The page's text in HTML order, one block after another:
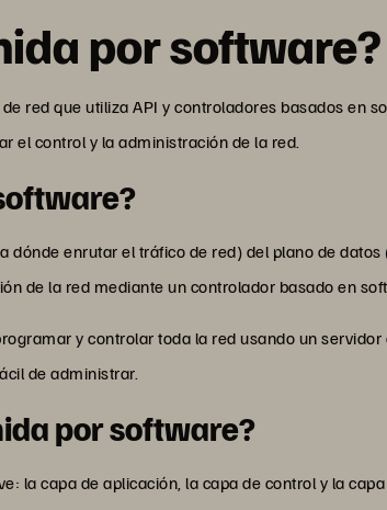
por software?
red que utiliza API y controladores basados en
el control y la administración de la red.
dónde enrutar el tráfico de red) del plano de
de la red mediante un controlador basado en
y controlar toda la red usando un
de administrar.
por software?
la capa de aplicación, la capa de control y la